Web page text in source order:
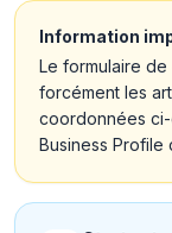
Information
Le formulaire
forcément les
coordonnées
Business Profile